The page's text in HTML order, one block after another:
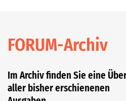
FORUM-Archiv
Im Archiv finden Sie eine
aller bisher erschienenen